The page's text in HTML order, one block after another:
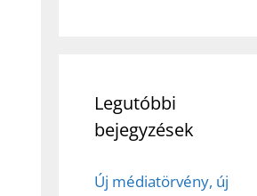
Legutóbbi
bejegyzések
Új médiatörvény, új